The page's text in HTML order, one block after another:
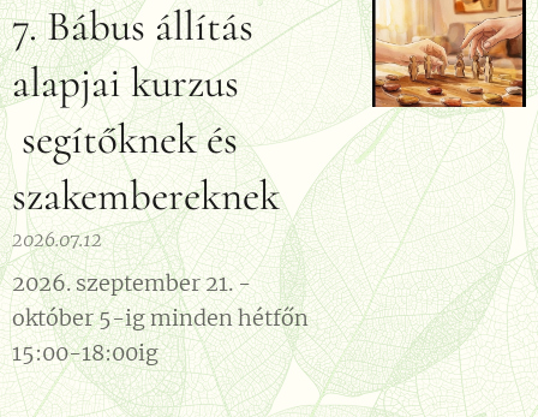
7. Bábus állítás
alapjai kurzus
segítőknek és
szakembereknek
2026.07.12
2026. szeptember 21. -
október 5-ig minden hétfőn
15:00-18:00ig